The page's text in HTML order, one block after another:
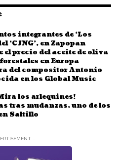
integrantes de ‘Los
‘CJNG’, en Zapopan
el precio del aceite de oliva
en Europa
del compositor Antonio
en los Global Music
los arlequines!
tras mudanzas, uno de los
Saltillo
-